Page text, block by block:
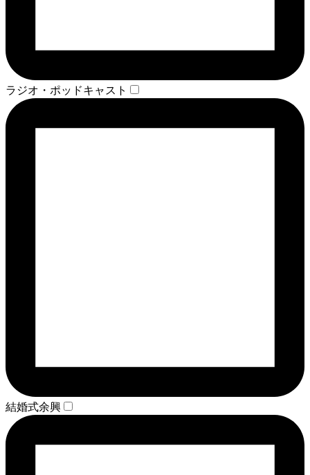
ラジオ・ポッドキャスト
結婚式余興